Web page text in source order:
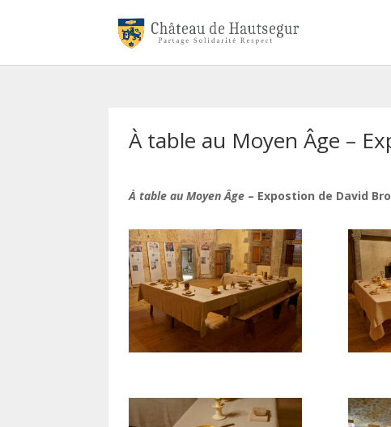
À table au Moyen Âge –
À table au Moyen Âge – Expostion de David